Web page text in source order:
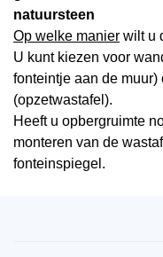
natuursteen
Op welke manier wilt u
U kunt kiezen voor
fonteintje aan de muur)
(opzetwastafel).
Heeft u opbergruimte
monteren van de
fonteinspiegel.